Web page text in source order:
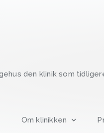
den klinik som
Om klinikken